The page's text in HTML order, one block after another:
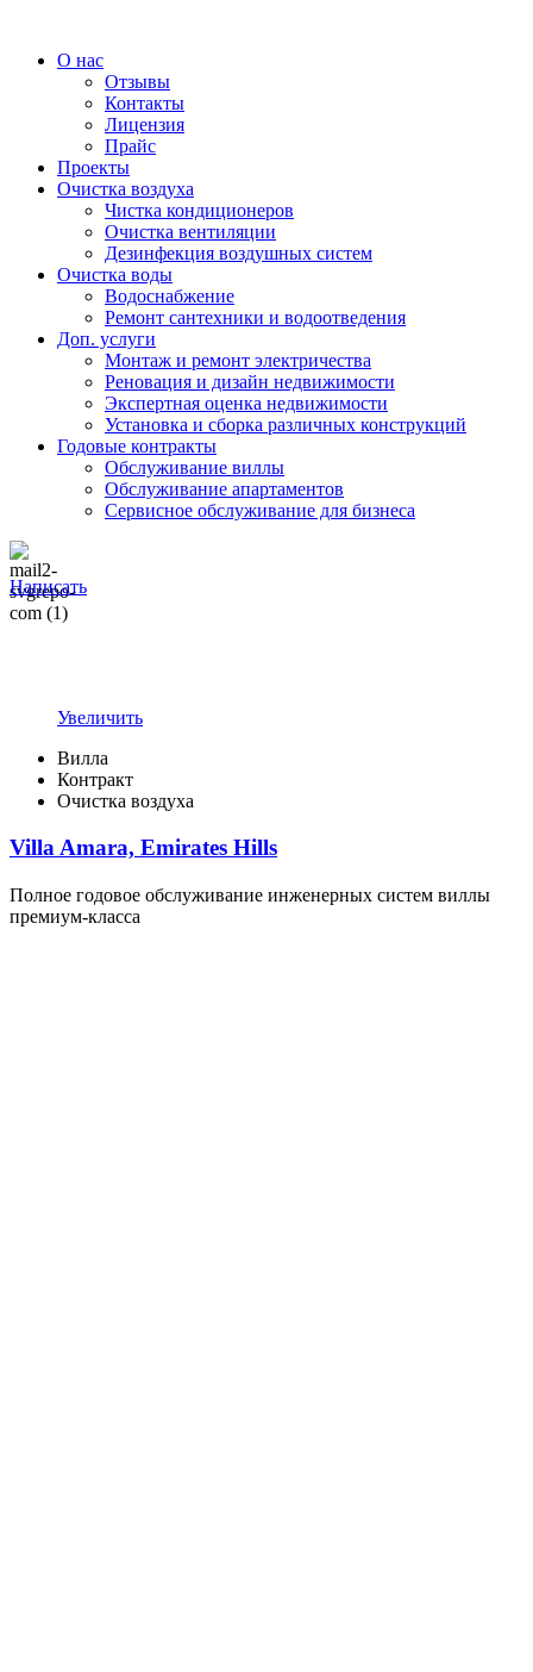
О нас
Отзывы
Контакты
Лицензия
Прайс
Проекты
Очистка воздуха
Чистка кондиционеров
Очистка вентиляции
Дезинфекция воздушных систем
Очистка воды
Водоснабжение
Ремонт сантехники и водоотведения
Доп. услуги
Монтаж и ремонт электричества
Реновация и дизайн недвижимости
Экспертная оценка недвижимости
Установка и сборка различных конструкций
Годовые контракты
Обслуживание виллы
Обслуживание апартаментов
Сервисное обслуживание для бизнеса
Написать
Увеличить
Вилла
Контракт
Очистка воздуха
Villa Amara, Emirates Hills
Полное годовое обслуживание инженерных систем виллы
премиум-класса